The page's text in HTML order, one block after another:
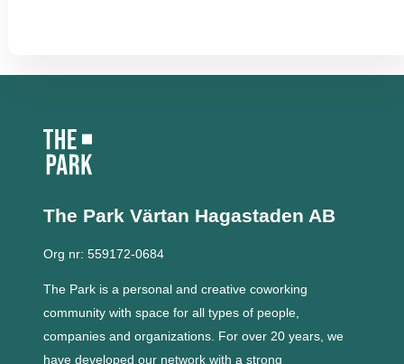
The Park Värtan Hagastaden AB
Org nr: 559172-0684
The Park is a personal and creative coworking
community with space for all types of people,
companies and organizations. For over 20 years, we
have developed our network with a strong